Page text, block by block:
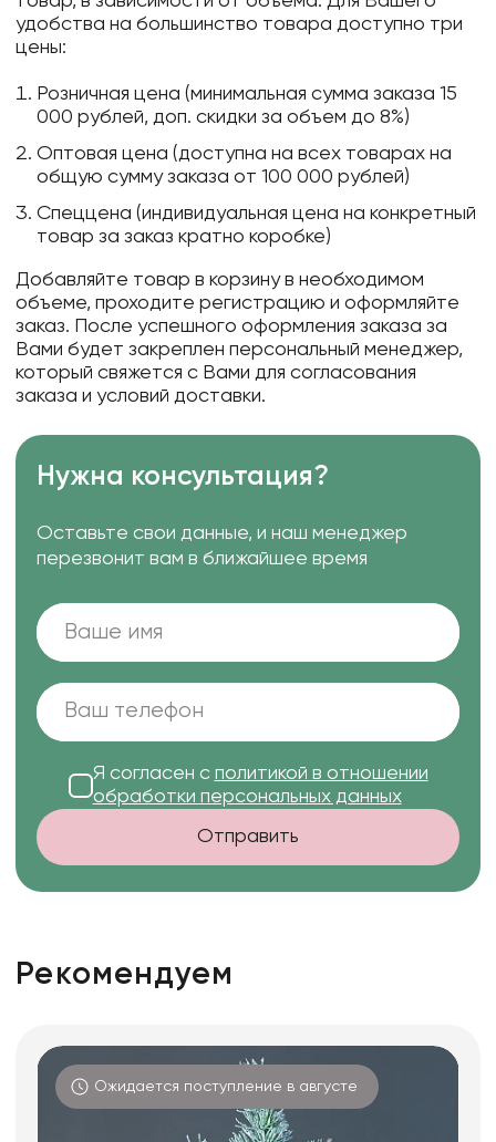
удобства на большинство товара доступно три
цены:
Розничная цена (минимальная сумма заказа 15
000 рублей, доп. скидки за объем до 8%)
Оптовая цена (доступна на всех товарах на
общую сумму заказа от 100 000 рублей)
Спеццена (индивидуальная цена на конкретный
товар за заказ кратно коробке)
Добавляйте товар в корзину в необходимом
объеме, проходите регистрацию и оформляйте
заказ. После успешного оформления заказа за
Вами будет закреплен персональный менеджер,
который свяжется с Вами для согласования
заказа и условий доставки.
Нужна консультация?
Оставьте свои данные, и наш менеджер
перезвонит вам в ближайшее время
Я согласен с политикой в отношении
обработки персональных данных
Отправить
Рекомендуем
Ожидается поступление в августе